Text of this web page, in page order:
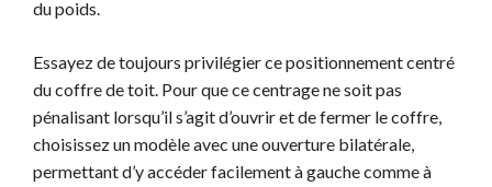
du poids.
Essayez de toujours privilégier ce positionnement centré
du coffre de toit. Pour que ce centrage ne soit pas
pénalisant lorsqu’il s’agit d’ouvrir et de fermer le coffre,
choisissez un modèle avec une ouverture bilatérale,
permettant d’y accéder facilement à gauche comme à